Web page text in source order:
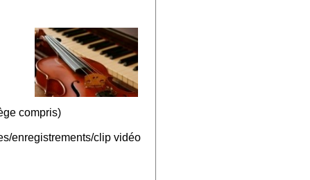
compris)
enregistrements/clip vidéo